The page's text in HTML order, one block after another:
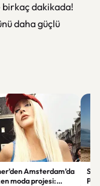
birkaç dakikada!
daha güçlü
Amsterdam’da
moda projesi: